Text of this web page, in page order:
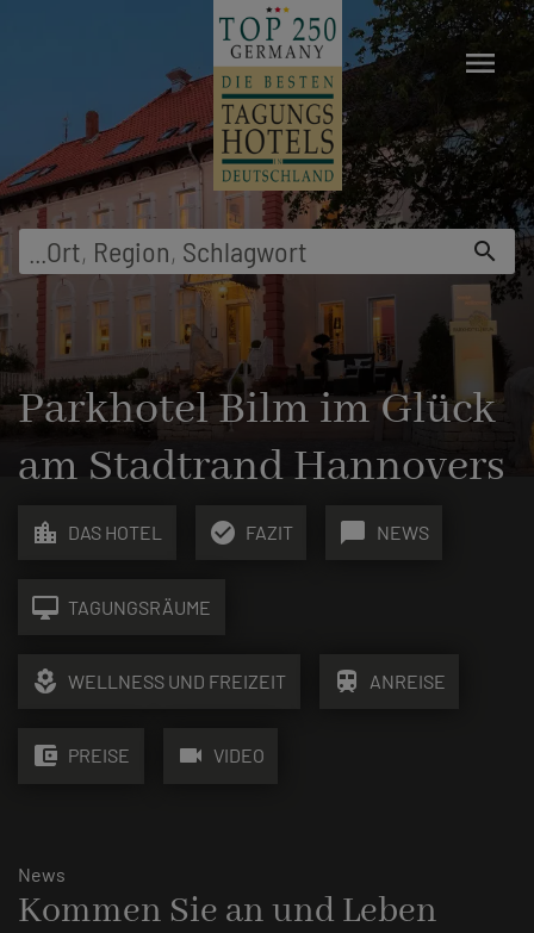
Ort, Region, Schlagwort search
menu
Parkhotel Bilm im Glück
am Stadtrand Hannovers
location_city DAS HOTEL check_circle FAZIT chat_bubble NEWS
desktop_mac TAGUNGSRÄUME
local_florist WELLNESS UND FREIZEIT train ANREISE
account_balance_wallet PREISE videocam VIDEO
News
Kommen Sie an und Leben